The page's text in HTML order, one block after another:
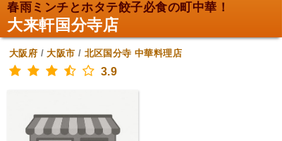
春雨ミンチとホタテ餃子必食の町中華！
大来軒国分寺店
大阪府 /大阪市 / 北区国分寺 中華料理店
3.9